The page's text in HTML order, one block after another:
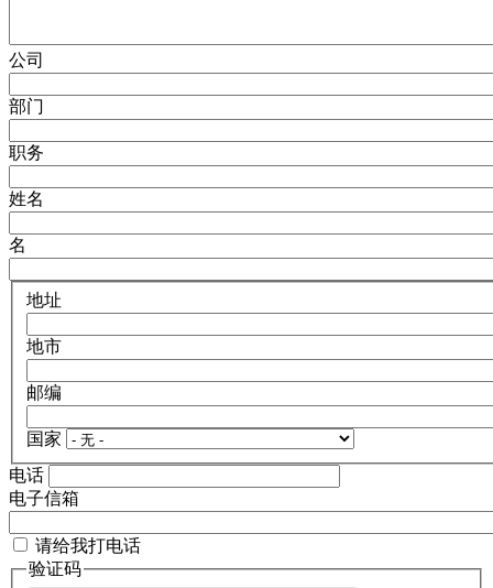
公司
部门
职务
姓名
名
地址
地市
邮编
国家
电话
电子信箱
请给我打电话
验证码